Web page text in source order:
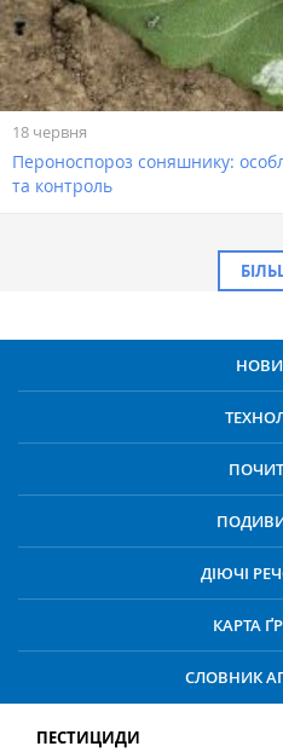
18 червня
Пероноспороз соняшнику:
та контроль
ДІЮЧІ
КАРТА
СЛОВНИК
ПЕСТИЦИДИ